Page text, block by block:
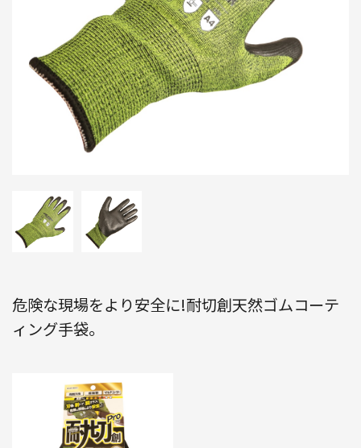
危険な現場をより安全に!耐切創天然ゴムコーテ
ィング手袋。